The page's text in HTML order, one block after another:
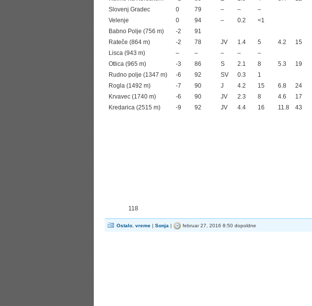
Slovenj Gradec
0 79 – – –
Velenje
0 94 – 0.2
<1
Babno Polje (756 m)
-2
91
Rateče (864 m)
-2 78 JV 1.4 5 4.2 15
Lisca (943 m)
– – – – –
Otlica (965 m)
-3 86 S 2.1 8 5.3 19
Rudno polje (1347 m)
-6 92 SV 0.3 1
Rogla (1492 m)
-7 90 J 4.2 15 6.8 24
Krvavec (1740 m)
-6 90 JV 2.3 8 4.6 17
Kredarica (2515 m)
-9 92 JV 4.4 16 11.8 43
118
Ostalo vreme | Sonja | februar 27, 2016 8:50 dopoldne